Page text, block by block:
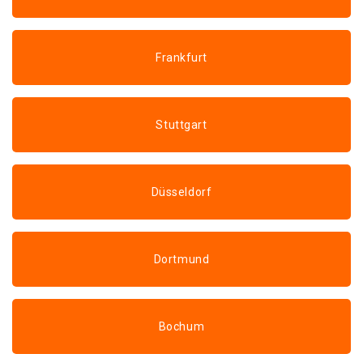
Frankfurt
Stuttgart
Düsseldorf
Dortmund
Bochum